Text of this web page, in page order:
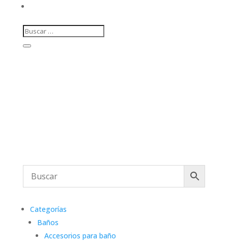
Categorías
Baños
Accesorios para baño